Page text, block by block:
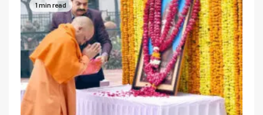
1 min read